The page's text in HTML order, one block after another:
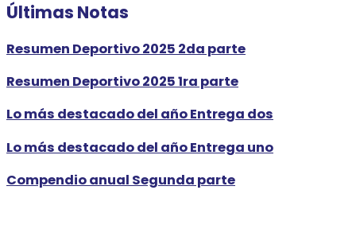
Últimas Notas
Resumen Deportivo 2025 2da parte
Resumen Deportivo 2025 1ra parte
Lo más destacado del año Entrega dos
Lo más destacado del año Entrega uno
Compendio anual Segunda parte